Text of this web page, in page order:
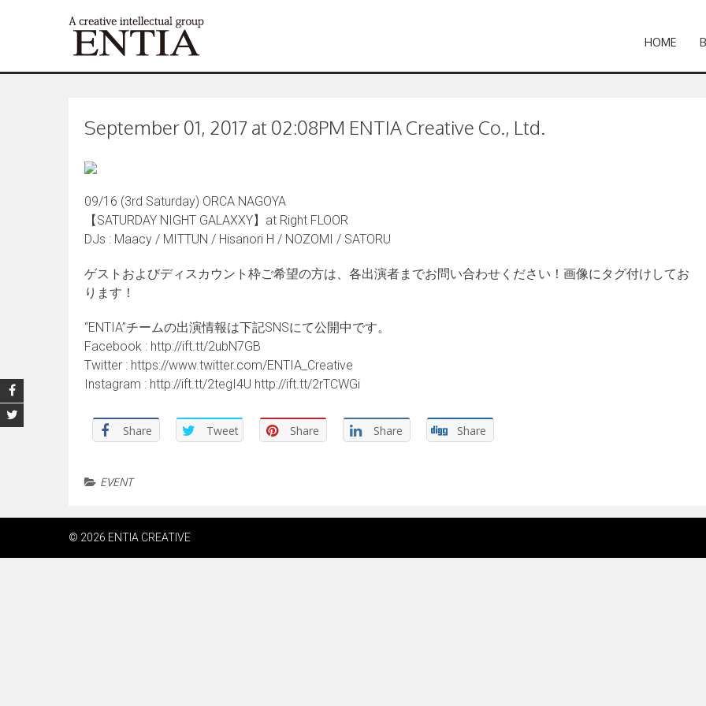
HOME
September 01, 2017 at 02:08PM ENTIA Creative Co., Ltd.
09/16 (3rd Saturday) ORCA NAGOYA
【SATURDAY NIGHT GALAXXY】at Right FLOOR
DJs : Maacy / MITTUN / Hisanori H / NOZOMI / SATORU
ゲストおよびディスカウント枠ご希望の方は、各出演者までお問い合わせください！画像にタグ付けしてお
ります！
“ENTIA”チームの出演情報は下記SNSにて公開中です。
Facebook : http://ift.tt/2ubN7GB
Twitter : https://www.twitter.com/ENTIA_Creative
Instagram : http://ift.tt/2tegI4U http://ift.tt/2rTCWGi
Share Tweet Share Share Share
EVENT
© 2026 ENTIA CREATIVE